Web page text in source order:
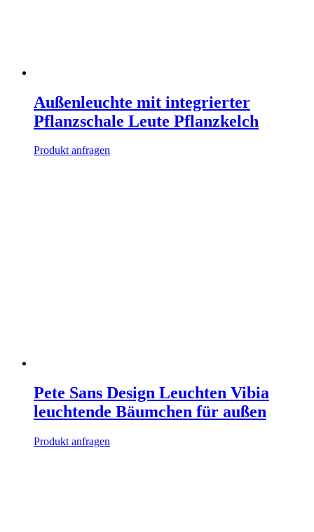
Außenleuchte mit integrierter
Pflanzschale Leute Pflanzkelch
Produkt anfragen
Pete Sans Design Leuchten Vibia
leuchtende Bäumchen für außen
Produkt anfragen